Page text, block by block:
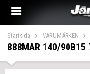
Startsida VARUMÄRKEN
888MAR 140/90B15